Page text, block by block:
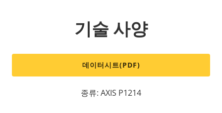
기술 사양
데이터시트(PDF)
종류: AXIS P1214